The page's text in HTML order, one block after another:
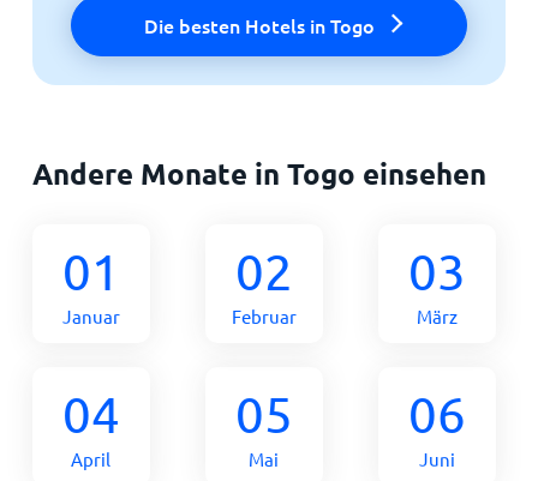
Die besten Hotels in Togo
Andere Monate in Togo einsehen
01
Januar
02
Februar
03
März
04
April
05
Mai
06
Juni